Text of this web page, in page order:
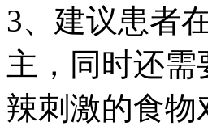
3、建议患者
主，同时还
辣刺激的食